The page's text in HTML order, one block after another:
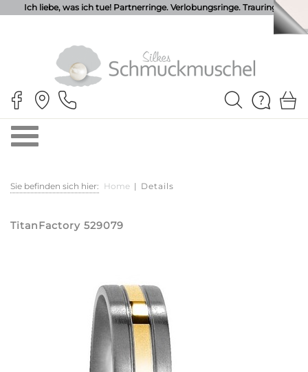
Ich liebe, was ich tue! Partnerringe. Verlobungsringe. Trauringe.
Sie befinden sich hier: Home | Details
TitanFactory 529079